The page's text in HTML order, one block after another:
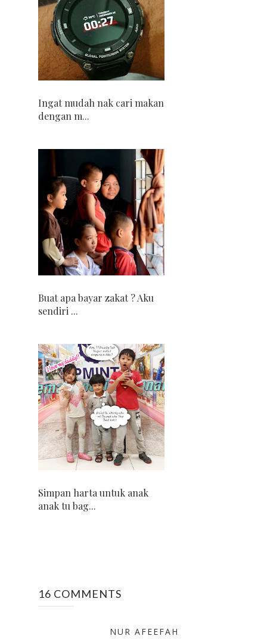
Ingat mudah nak cari makan
dengan m...
Buat apa bayar zakat ? Aku
sendiri ...
Simpan harta untuk anak
anak tu bag...
16 COMMENTS
NUR AFEEFAH